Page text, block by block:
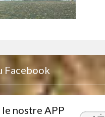
Facebook
le nostre APP